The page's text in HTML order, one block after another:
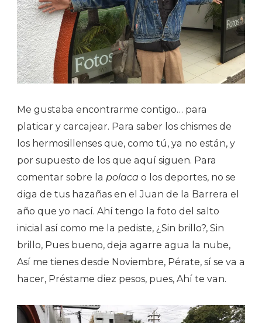
Me gustaba encontrarme contigo… para
platicar y carcajear. Para saber los chismes de
los hermosillenses que, como tú, ya no están, y
por supuesto de los que aquí siguen. Para
comentar sobre la polaca o los deportes, no se
diga de tus hazañas en el Juan de la Barrera el
año que yo nací. Ahí tengo la foto del salto
inicial así como me la pediste, ¿Sin brillo?, Sin
brillo, Pues bueno, deja agarre agua la nube,
Así me tienes desde Noviembre, Pérate, sí se va a
hacer, Préstame diez pesos, pues, Ahí te van.